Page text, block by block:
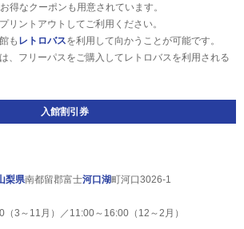
得なクーポンも用意されています。
リントアウトしてご利用ください。
も レトロバスを利用して向かうことが可能です。
、フリーパスをご購入してレトロバスを利用される
入館割引券
梨県南都留郡富士河口湖町河口3026-1
（3～11月）／11:00～16:00（12～2月）